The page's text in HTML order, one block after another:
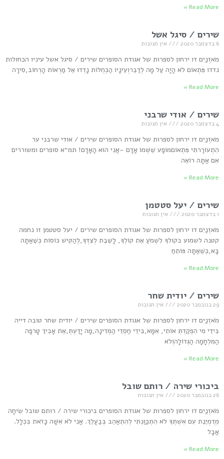
Read More »
שירים / סיגל אשל
6 בדצמבר 2020 אין תגובות
מֹאזְנַיִם דו ירחון לספרות של אגודת הסופרים שירים / סיגל אשל עיניו הכחולות
נדדו פִּתְאוֹם לֹא הָיָה עַל מָה לְדַבֵּרוְעֵינָיו הַכְּחֻלּוֹת נָדְדוּ אֶל מַרְאוֹת הָרְחוֹב,סִירָה
Read More »
שירים / אודי שרבני
4 בדצמבר 2020 אין תגובות
מֹאזְנַיִם דו ירחון לספרות של אגודת הסופרים שירים / אודי שרבני ער
הִתְעוֹרְַרתִּי פִּתְאוֹםמוֹפָע שֶׁשְּׁמוֹ אָדָם –אֲנִי הוּא הָאָדָם! תמ״א סופרים ומשוררים
אִם אַתָּה רוֹאֶה
Read More »
שירים / יעל סטטמן
1 בדצמבר 2020 אין תגובות
מֹאזְנַיִם דו ירחון לספרות של אגודת הסופרים שירים / יעל סטטמן זו נחמה
קטנה לשמוע בקולךָ לִשְׁמֹעַ אֶת קוֹלְךָ, לָשֶׁבֶת לְצִדְּךָ,לְהַקִּישׁ כּוֹסוֹת כְּשֶׁאַתָּה
בָּא,כְּשֶׁאַתָּה פּוֹתֵחַ
Read More »
שירים / יודית שחר
29 בנובמבר 2020 אין תגובות
מֹאזְנַיִם דו ירחון לספרות של אגודת הסופרים שירים / יודית שחר טובה דייה
בִּידֵי מִי הִפְקַדְתְּ אוֹתִי, אִמָּא,בִּידֵי חַסְדֵי הַמְּדִינָה,מָה יָדַעְתְּ,אֶת אָבִיךְ טְָרפָה
הַמִּלְחָמָה הַגְּדוֹלָהוְלֹא
Read More »
ביכורי שירה / רותם שובל
26 בנובמבר 2020 אין תגובות
מֹאזְנַיִם דו ירחון לספרות של אגודת הסופרים ביכורי שירה / רותם שובל שִׂיחָה
מְדֻמְיֶנֶת עִם אִשְׁתְּךָ לֹא הִתְכַּוַּנְתִּי לְהִתְאַהֵב בְּבַעֲלֵךְ. אֲנִי לֹא אִשָּׁה כָּזֹאת בִּכְלָל.
אֲבָל
Read More »